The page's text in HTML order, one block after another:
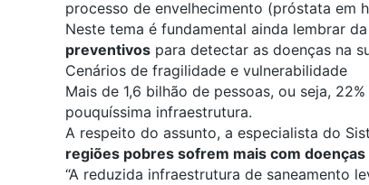
processo de envelhecimento (próstata em
Neste tema é fundamental ainda lembrar
preventivos para detectar as doenças na
Cenários de fragilidade e vulnerabilidade
Mais de 1,6 bilhão de pessoas, ou seja,
pouquíssima infraestrutura.
A respeito do assunto, a especialista do
regiões pobres sofrem mais com
“A reduzida infraestrutura de saneamento